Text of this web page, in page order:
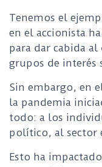
Tenemos el
en el accionista
para dar cabida
grupos de interés
Sin embargo, en
la pandemia
todo: a los
político, al sector
Esto ha